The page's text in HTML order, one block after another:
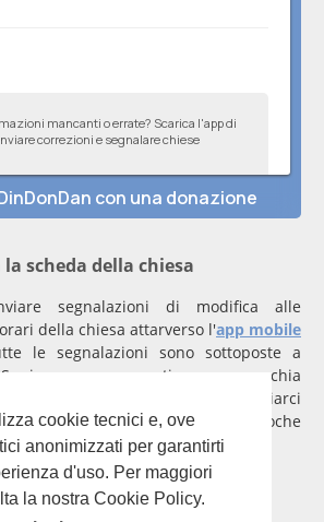
cookie tecnici e, ove
anonimizzati per garantirti
d'uso. Per maggiori
la nostra Cookie Policy.
scheda della chiesa
segnalazioni di modifica alle
della chiesa attarverso l'app mobile
le segnalazioni sono sottoposte a
Se invece rappresenti una parrocchia
account verificato per inviarci
che saranno gestite entro poche
scrivi ainfo@dindondan.app